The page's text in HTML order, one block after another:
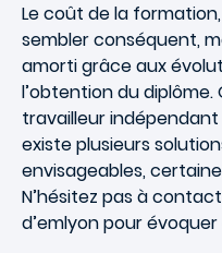
Le coût de la
sembler conséquent,
amorti grâce aux
l’obtention du diplôme.
travailleur indépendant
existe plusieurs
envisageables,
N’hésitez pas à
d’emlyon pour